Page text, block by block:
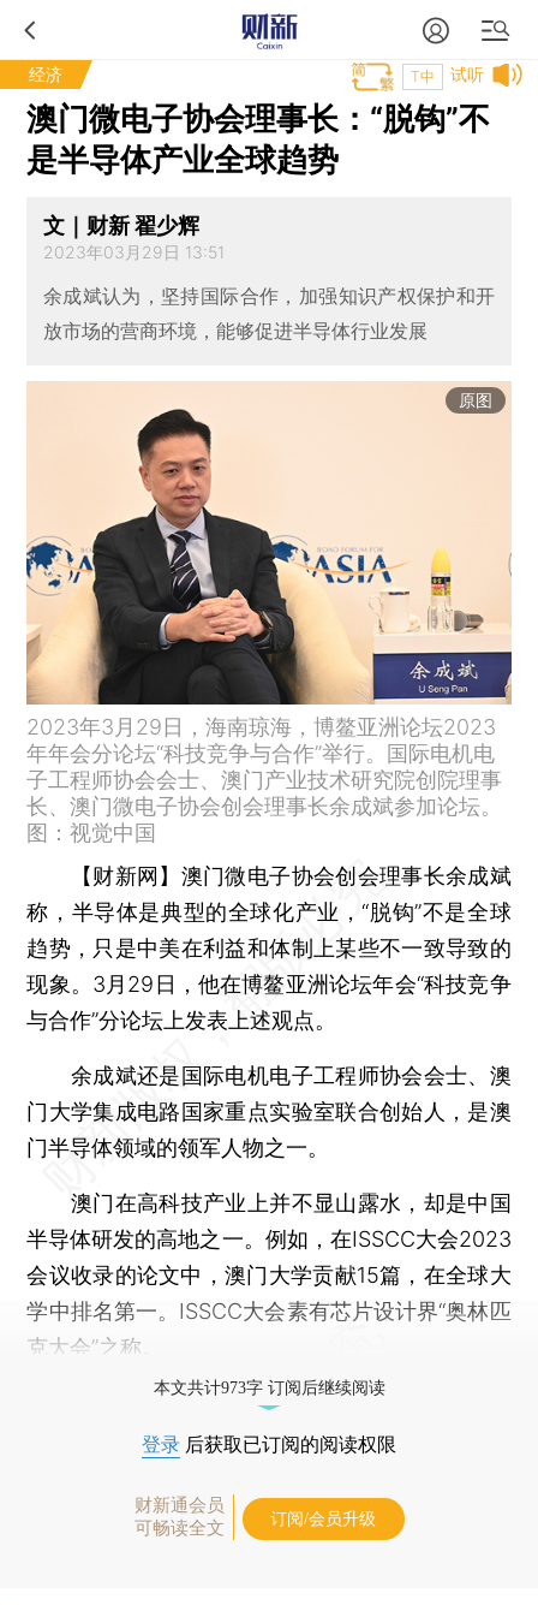
经济 试听
T中
澳门微电子协会理事长：“脱钩”不
是半导体产业全球趋势
文｜财新 翟少辉
2023年03月29日 13:51
余成斌认为，坚持国际合作，加强知识产权保护和开
放市场的营商环境，能够促进半导体行业发展
原图
2023年3月29日，海南琼海，博鳌亚洲论坛2023
年年会分论坛“科技竞争与合作”举行。国际电机电
子工程师协会会士、澳门产业技术研究院创院理事
长、澳门微电子协会创会理事长余成斌参加论坛。
图：视觉中国
【财新网】 澳门微电子协会创会理事长余成斌
称，半导体是典型的全球化产业，“脱钩”不是全球
趋势，只是中美在利益和体制上某些不一致导致的
现象。3月29日，他在博鳌亚洲论坛年会“科技竞争
与合作”分论坛上发表上述观点。
余成斌还是国际电机电子工程师协会会士、澳
门大学集成电路国家重点实验室联合创始人，是澳
门半导体领域的领军人物之一。
澳门在高科技产业上并不显山露水，却是中国
半导体研发的高地之一。例如，在ISSCC大会2023
会议收录的论文中，澳门大学贡献15篇，在全球大
学中排名第一。ISSCC大会素有芯片设计界“奥林匹
克大会”之称。
本文共计973字 订阅后继续阅读
登录 后获取已订阅的阅读权限
财新通会员
可畅读全文
订阅/会员升级